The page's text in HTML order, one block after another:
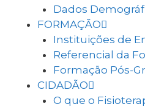
Dados
FORMAÇÃO
Instituições de
Referencial da
Formação Pós-
CIDADÃO
O que o